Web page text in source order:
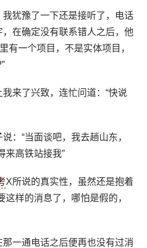
犹豫了一下还是接听了，电话
在确定没有联系错人之后，他
有一个项目，不是实体项目，
来了兴致，连忙问道：“快说
：“当面谈吧，我去趟山东，
来高铁站接我”
X所说的真实性，虽然还是抱着
样的消息了，哪怕是假的，
一通电话之后便再也没有过消